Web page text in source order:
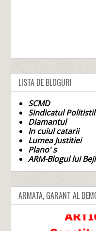
LISTA DE BLOGURI
SCMD
Sindicatul
Diamantul
In cuiul catarii
Lumea Justitiei
Plano' s
ARM-Blogul lui Beji
ARMATA, GARANT AL